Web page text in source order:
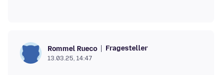
Rommel Rueco Fragesteller
13.03.25, 14:47